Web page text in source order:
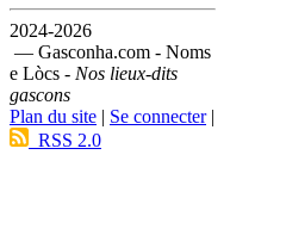
2024-2026
— Gasconha.com - Noms
e Lòcs - Nos lieux-dits
gascons
Plan du site | Se connecter|
RSS 2.0